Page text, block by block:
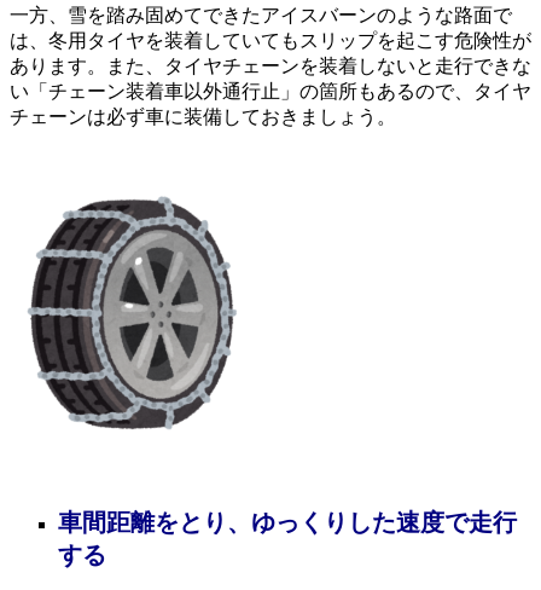
一方、雪を踏み固めてできたアイスバーンのような路面で
は、冬用タイヤを装着していてもスリップを起こす危険性が
あります。また、タイヤチェーンを装着しないと走行できな
い「チェーン装着車以外通行止」の箇所もあるので、タイヤ
チェーンは必ず車に装備しておきましょう。
車間距離をとり、ゆっくりした速度で走行
する